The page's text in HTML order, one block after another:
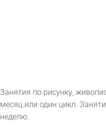
Занятия по рисунку,
месяц или один цикл.
неделю.